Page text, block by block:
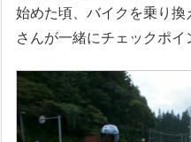
始めた頃、バイクを乗り
さんが一緒にチェックポイ